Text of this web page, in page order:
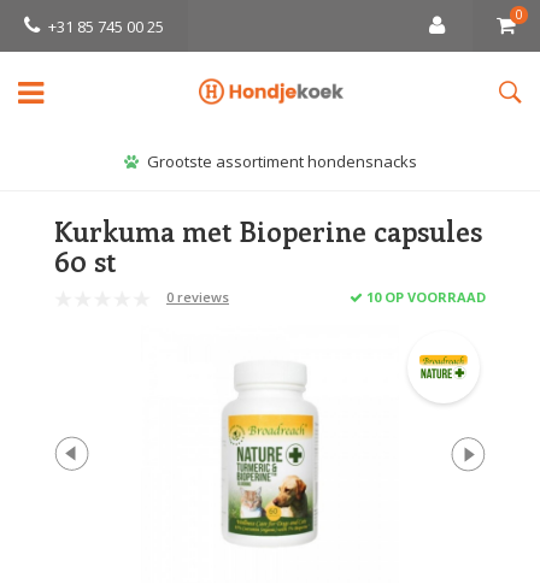
+31 85 745 00 25
0
Grootste assortiment hondensnacks
Kurkuma met Bioperine capsules
60 st
0 reviews 10 OP VOORRAAD